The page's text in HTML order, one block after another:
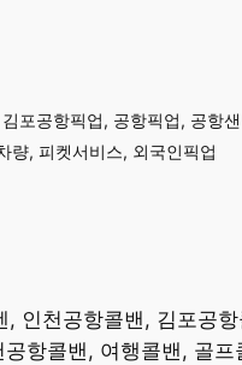
포공항픽업, 공항픽업, 공
량, 피켓서비스, 외국인픽업
인천공항콜밴, 김포공
항콜밴, 여행콜밴, 골